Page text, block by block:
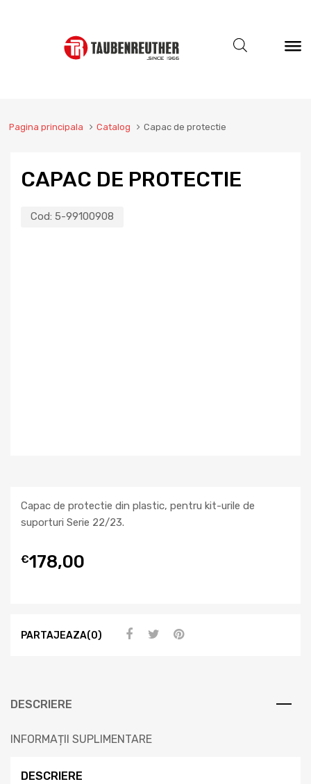
Pagina principala Catalog Capac de protectie
CAPAC DE PROTECTIE
Cod: 5-99100908
Capac de protectie din plastic, pentru kit-urile de
suporturi Serie 22/23.
€178,00
PARTAJEAZA(0)
DESCRIERE
INFORMAȚII SUPLIMENTARE
DESCRIERE